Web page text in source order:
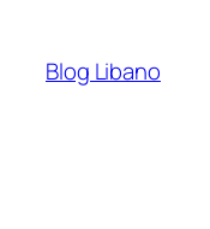
Blog Libano